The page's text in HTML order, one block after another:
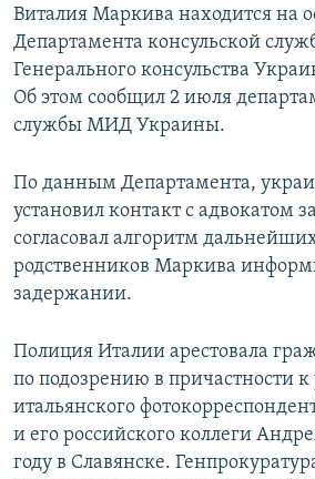
Виталия Маркива находится на
Департамента консульской
Генерального консульства
Об этом сообщил 2 июля
службы МИД Украины.
По данным Департамента,
установил контакт с адвокатом
согласовал алгоритм
родственников Маркива
задержании.
Полиция Италии арестовала
по подозрению в причастности к
итальянского
и его российского коллеги
году в Славянске.